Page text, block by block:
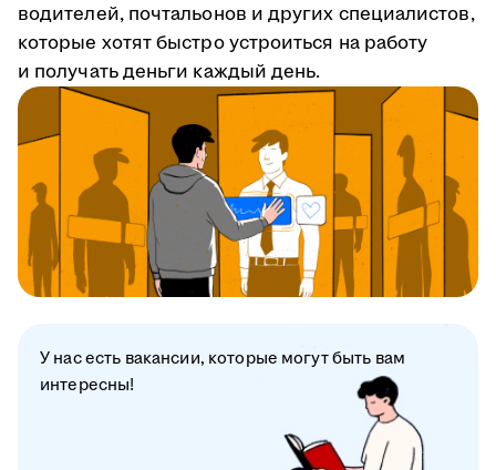
водителей, почтальонов и других специалистов,
которые хотят быстро устроиться на работу
и получать деньги каждый день.
У нас есть вакансии, которые могут быть вам
интересны!